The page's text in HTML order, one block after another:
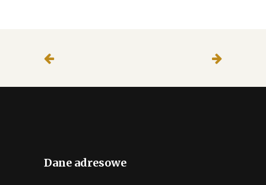
Dane adresowe